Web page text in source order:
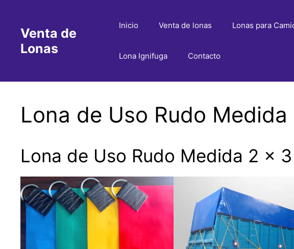
contenidoVenta de
Lonas
Inicio Venta de lonas Lonas para
Lona Ignifuga Contacto
Lona de Uso Rudo
Lona de Uso Rudo Medida 2 x